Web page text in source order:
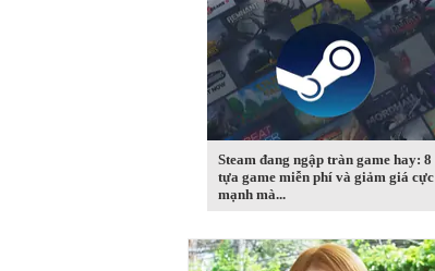
Steam đang ngập tràn game hay: 8
tựa game miễn phí và giảm giá cực
mạnh mà...